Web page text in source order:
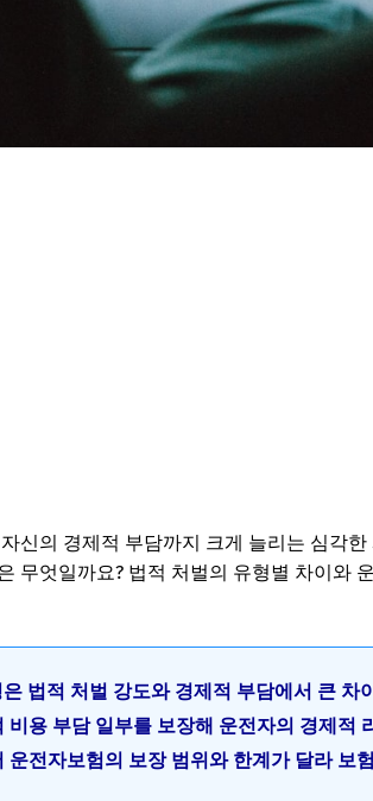
신의 경제적 부담까지 크게 늘리는 심각한
무엇일까요? 법적 처벌의 유형별 차이와
법적 처벌 강도와 경제적 부담에서 큰 차
비용 부담 일부를 보장해 운전자의 경제적
전자보험의 보장 범위와 한계가 달라 보